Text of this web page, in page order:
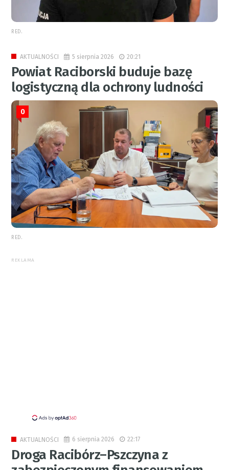
RED.
AKTUALNOŚCI 5 sierpnia 2026 20:21
Powiat Raciborski buduje bazę
logistyczną dla ochrony ludności
0
RED.
REKLAMA
AKTUALNOŚCI 6 sierpnia 2026 22:17
Droga Racibórz–Pszczyna z